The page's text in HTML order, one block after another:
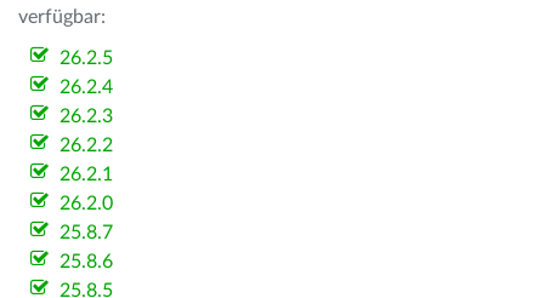
verfügbar:
26.2.5
26.2.4
26.2.3
26.2.2
26.2.1
26.2.0
25.8.7
25.8.6
25.8.5